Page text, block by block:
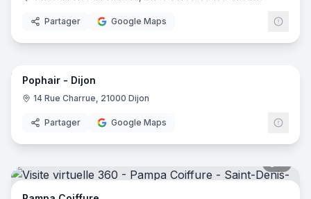
Partager Google Maps
9
Pophair - Dijon
14 Rue Charrue, 21000 Dijon
Partager Google Maps